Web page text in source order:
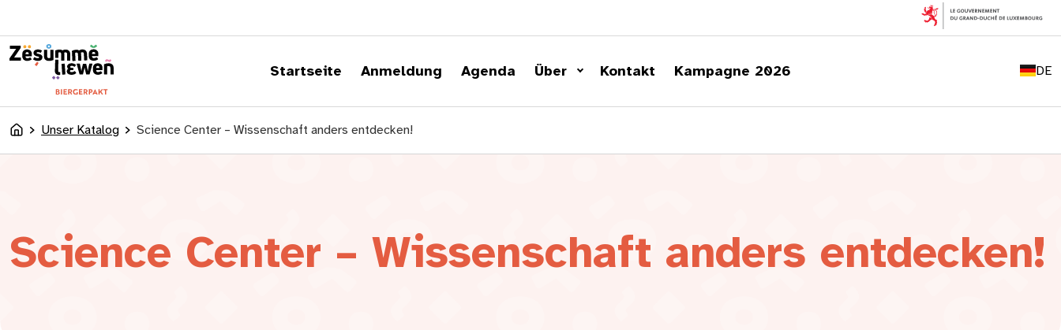
Startseite Anmeldung Agenda Über Kontakt Kampagne 2026 DE
FR
LU
AccueilUnser Katalog Science Center – Wissenschaft anders entdecken!
Science Center – Wissenschaft anders entdecken!